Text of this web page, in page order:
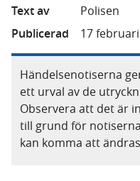
Text av
Polisen
Publicerad
17
Händelsenotiserna
ett urval av de
Observera att det är
till grund för
kan komma att